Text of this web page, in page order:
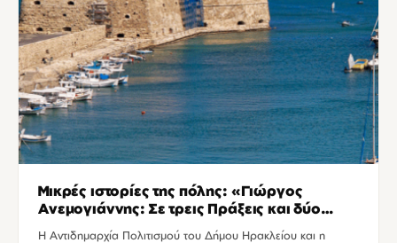
Μικρές ιστορίες της πόλης: «Γιώργος
Ανεμογιάννης: Σε τρεις Πράξεις και δύο
Ιντερμέδια»
Η Αντιδημαρχία Πολιτισμού του Δήμου Ηρακλείου και η